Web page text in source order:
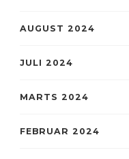
AUGUST 2024
JULI 2024
MARTS 2024
FEBRUAR 2024